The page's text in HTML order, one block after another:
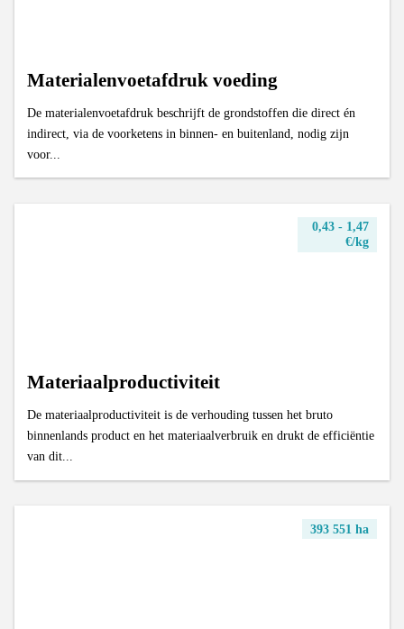
Materialenvoetafdruk voeding
De materialenvoetafdruk beschrijft de grondstoffen die direct én
indirect, via de voorketens in binnen- en buitenland, nodig zijn
voor...
0,43 - 1,47
€/kg
Materiaalproductiviteit
De materiaalproductiviteit is de verhouding tussen het bruto
binnenlands product en het materiaalverbruik en drukt de efficiëntie
van dit...
393 551 ha